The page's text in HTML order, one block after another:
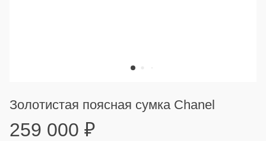
Золотистая поясная сумка Chanel
259 000 ₽